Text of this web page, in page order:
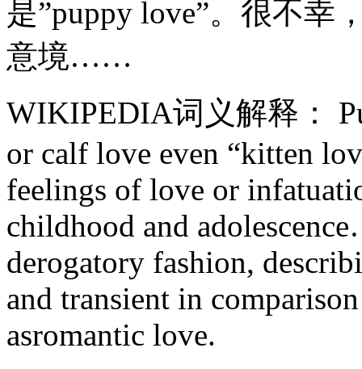
是”puppy love”。很不幸
意境……
WIKIPEDIA词义解释：
or calf love even “kitten
feelings of love or
childhood and
derogatory fashion,
and transient in
asromantic love.